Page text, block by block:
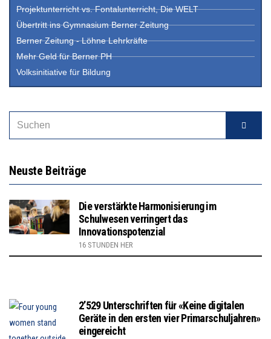
Projektunterricht vs. Fontalunterricht, Die WELT
Übertritt ins Gymnasium Berner Zeitung
Berner Zeitung - Löhne Lehrkräfte
Mehr Geld für Berner PH
Volksinitiative für Bildung
Neuste Beiträge
Die verstärkte Harmonisierung im
Schulwesen verringert das
Innovationspotenzial
16 STUNDEN HER
2’529 Unterschriften für «Keine digitalen
Geräte in den ersten vier Primarschuljahren»
eingereicht